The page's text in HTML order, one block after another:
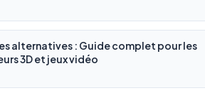
alternatives : Guide complet pour les
3D et jeux vidéo